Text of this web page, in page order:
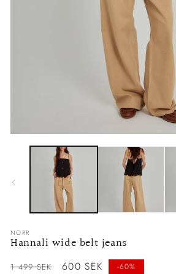
mediet
modalfönster
NORR
Hannali wide belt jeans
Ordinarie
1 499 SEK Försäljningspris
600 SEK -60%